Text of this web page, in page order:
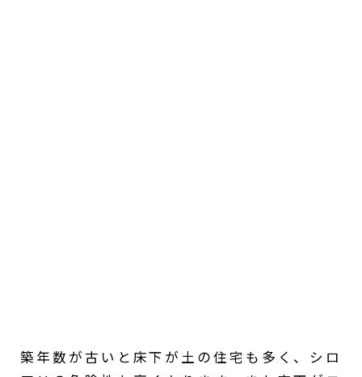
築年数が古いと床下が土の住宅も多く、シロ